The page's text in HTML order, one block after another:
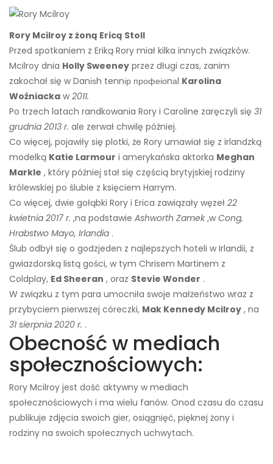
Rory Mcilroy z żoną Ericą Stoll
Przed spotkaniem z Eriką Rory miał kilka innych związków.
Mcilroy dnia Holly Sweeney przez długi czas, zanim
zakochał się w Danіѕh tennір профеіоnаl Karolina
Woźniacka w 2011.
Po trzech latach randkowania Rory i Caroline zaręczyli się 31
grudnia 2013 r. ale zerwał chwilę później.
Co więcej, pojawiły się plotki, że Rory umawiał się z irlandzką
modelką Katie Larmour i amerykańska aktorka Meghan
Markle , który później stał się częścią brytyjskiej rodziny
królewskiej po ślubie z księciem Harrym.
Co więcej, dwie gołąbki Rory i Erica zawiązały węzeł 22
kwietnia 2017 r. ,na podstawie Ashworth Zamek,w Cong,
Hrabstwo Mayo, Irlandia .
Ślub odbył się o godzjeden z najlepszych hoteli w Irlandii, z
gwiazdorską listą gości, w tym Chrisem Martinem z
Coldplay, Ed Sheeran , oraz Stevie Wonder .
W związku z tym para umocniła swoje małżeństwo wraz z
przybyciem pierwszej córeczki, Mak Kennedy Mcilroy , na
31 sierpnia 2020 r. .
Obecność w mediach
społecznościowych:
Rory Mcilroy jest dość aktywny w mediach
społecznościowych i ma wielu fanów. Onod czasu do czasu
publikuje zdjęcia swoich gier, osiągnięć, pięknej żony i
rodziny na swoich społecznych uchwytach.